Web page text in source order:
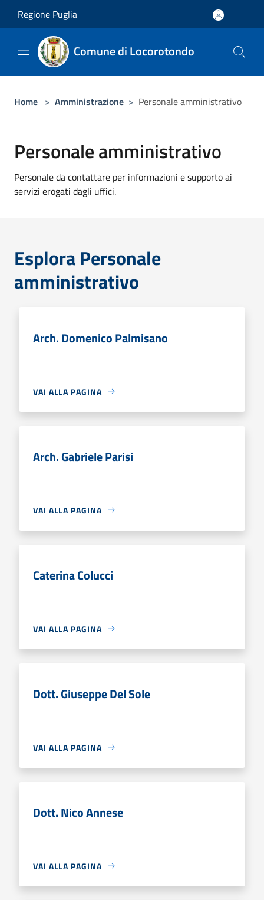
Regione Puglia
Comune di Locorotondo
Home > Amministrazione > Personale amministrativo
Personale amministrativo
Personale da contattare per informazioni e supporto ai
servizi erogati dagli uffici.
Esplora Personale
amministrativo
Arch. Domenico Palmisano
VAI ALLA PAGINA
Arch. Gabriele Parisi
VAI ALLA PAGINA
Caterina Colucci
VAI ALLA PAGINA
Dott. Giuseppe Del Sole
VAI ALLA PAGINA
Dott. Nico Annese
VAI ALLA PAGINA